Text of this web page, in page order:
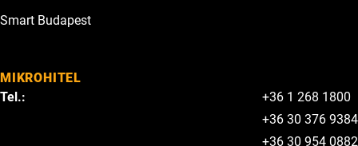
Smart Budapest
MIKROHITEL
Tel.:
+36 1 268 1800
+36 30 376 9384
+36 30 954 0882